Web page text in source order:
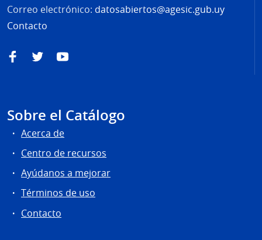
Correo electrónico: datosabiertos@agesic.gub.uy
Contacto
FacebookTwitterYouTube
Sobre el Catálogo
Acerca de
Centro de recursos
Ayúdanos a mejorar
Términos de uso
Contacto